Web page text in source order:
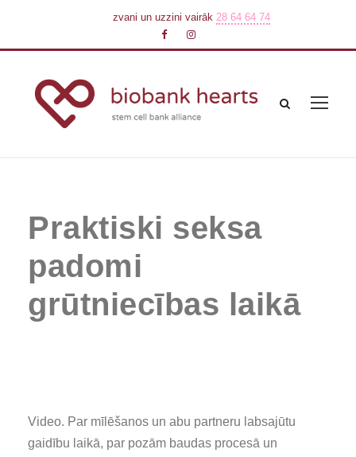
zvani un uzzini vairāk 28 64 64 74
Praktiski seksa
padomi
grūtniecības laikā
Video. Par mīlēšanos un abu partneru labsajūtu
gaidību laikā, par pozām baudas procesā un